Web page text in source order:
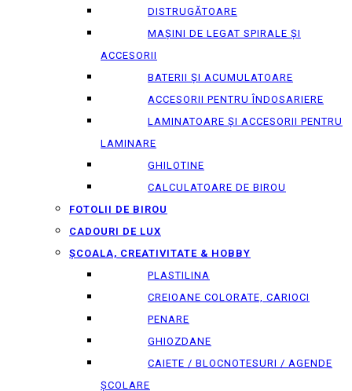
DISTRUGĂTOARE
MAȘINI DE LEGAT SPIRALE ȘI
ACCESORII
BATERII ȘI ACUMULATOARE
ACCESORII PENTRU ÎNDOSARIERE
LAMINATOARE ȘI ACCESORII PENTRU
LAMINARE
GHILOTINE
CALCULATOARE DE BIROU
FOTOLII DE BIROU
CADOURI DE LUX
ȘCOALA, CREATIVITATE & HOBBY
PLASTILINA
CREIOANE COLORATE, CARIOCI
PENARE
GHIOZDANE
CAIETE / BLOCNOTESURI / AGENDE
ȘCOLARE